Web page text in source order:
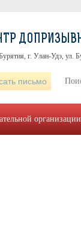
г. Улан-Удэ, ул.
письмо
организации